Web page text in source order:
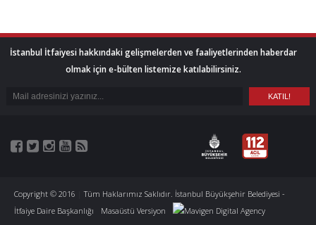
İstanbul İtfaiyesi hakkındaki gelişmelerden ve faaliyetlerinden haberdar
olmak için e-bülten listemize katılabilirsiniz.
Copyright © 2016
Tüm Haklarımız Saklıdır. İstanbul Büyükşehir Belediyesi -
İtfaiye Daire Başkanlığı
Masaüstü Versiyon